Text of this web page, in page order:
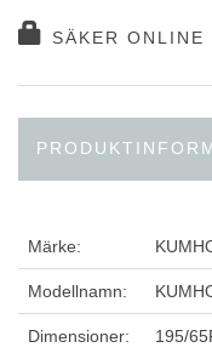
SÄKER ONLINE
Märke:
Modellnamn:
Dimensioner: 195/